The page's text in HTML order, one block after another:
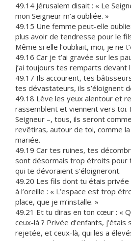
49.14 Jérusalem disait : « Le
mon Seigneur m’a oubliée. »
49.15 Une femme peut-elle
plus avoir de tendresse pour le
Même si elle l’oubliait, moi, je ne
49.16 Car je t’ai gravée sur les
j’ai toujours tes remparts devant
49.17 Ils accourent, tes
tes dévastateurs, ils s’éloignent
49.18 Lève les yeux alentour et
rassemblent et viennent vers toi.
Seigneur –, tous, ils seront
revêtiras, autour de toi, comme la
mariée.
49.19 Car tes ruines, tes
sont désormais trop étroits pour
qui te dévoraient s’éloigneront.
49.20 Les fils dont tu étais
à l’oreille : « L’espace est trop
place, que je m’installe. »
49.21 Et tu diras en ton cœur : «
ceux-là ? Privée d’enfants, j’étais
rejetée, et ceux-là, qui les a